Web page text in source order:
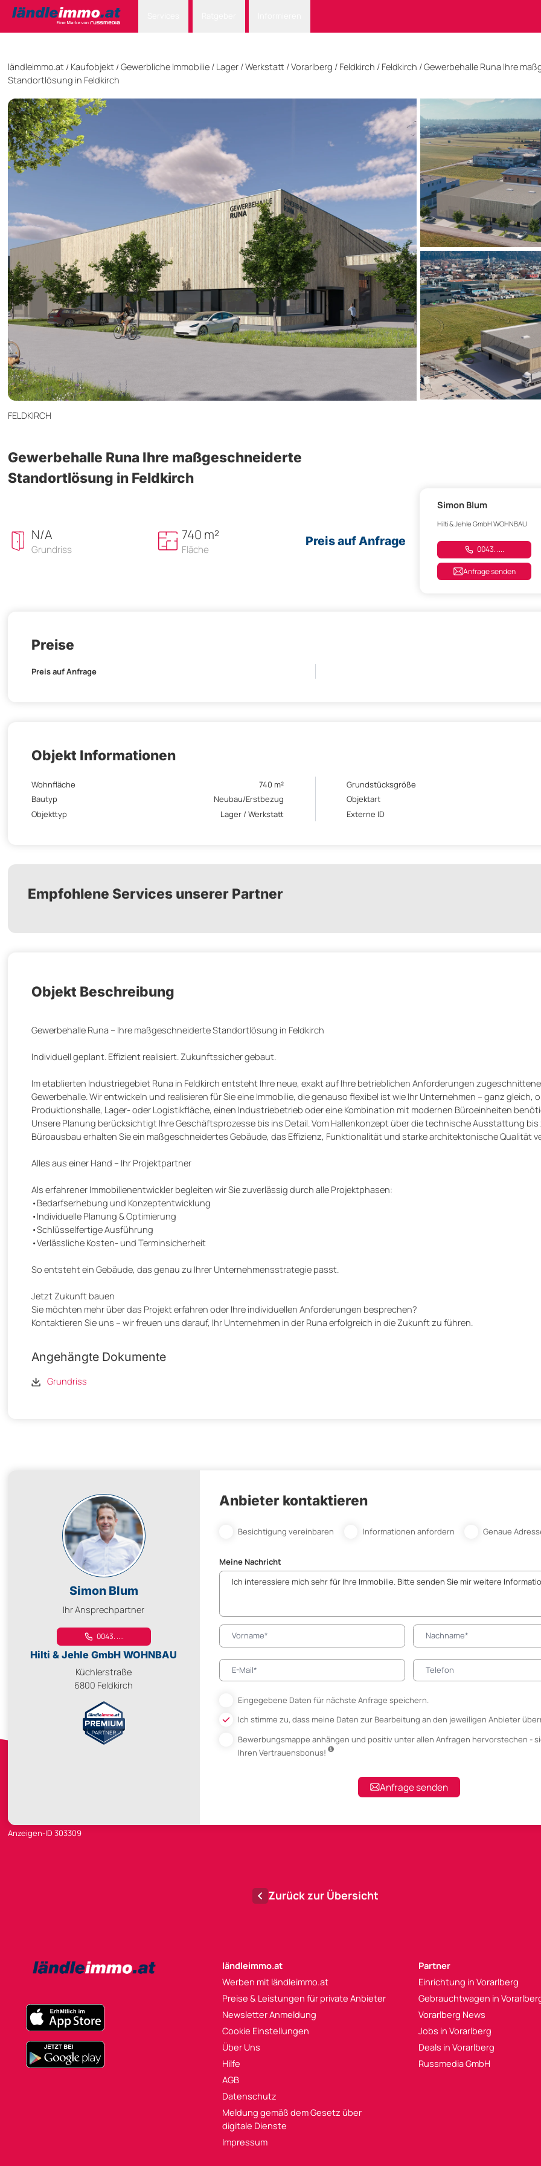
ländleimmo.at / Kaufobjekt / Gewerbliche Immobilie / Lager / Werkstatt /Vorarlberg / Feldkirch / Feldkirch /Gewerbehalle Runa Ihre
Standortlösung in Feldkirch
FELDKIRCH
Gewerbehalle Runa Ihre maßgeschneiderte
Standortlösung in Feldkirch
N/A
Grundriss
740 m²
Fläche
Preis auf Anfrage
Simon Blum
Hilti & Jehle GmbH WOHNBAU
0043. ....
Anfrage senden
Preise
Preis auf Anfrage
Objekt Informationen
Wohnfläche 740 m²
Grundstücksgröße
Bautyp
Neubau/Erstbezug
Objektart
Objekttyp
Lager / Werkstatt Externe ID
Empfohlene Services unserer Partner
Objekt Beschreibung
Gewerbehalle Runa – Ihre maßgeschneiderte Standortlösung in Feldkirch
Individuell geplant. Effizient realisiert. Zukunftssicher gebaut.
Im etablierten Industriegebiet Runa in Feldkirch entsteht Ihre neue, exakt auf Ihre betrieblichen Anforderungen zugeschnittene
Gewerbehalle. Wir entwickeln und realisieren für Sie eine Immobilie, die genauso flexibel ist wie Ihr Unternehmen – ganz gleich,
Produktionshalle, Lager- oder Logistikfläche, einen Industriebetrieb oder eine Kombination mit modernen Büroeinheiten
Unsere Planung berücksichtigt Ihre Geschäftsprozesse bis ins Detail. Vom Hallenkonzept über die technische Ausstattung bis
Büroausbau erhalten Sie ein maßgeschneidertes Gebäude, das Effizienz, Funktionalität und starke architektonische Qualität
Alles aus einer Hand – Ihr Projektpartner
Als erfahrener Immobilienentwickler begleiten wir Sie zuverlässig durch alle Projektphasen:
•Bedarfserhebung und Konzeptentwicklung
•Individuelle Planung & Optimierung
•Schlüsselfertige Ausführung
•Verlässliche Kosten- und Terminsicherheit
So entsteht ein Gebäude, das genau zu Ihrer Unternehmensstrategie passt.
Jetzt Zukunft bauen
Sie möchten mehr über das Projekt erfahren oder Ihre individuellen Anforderungen besprechen?
Kontaktieren Sie uns – wir freuen uns darauf, Ihr Unternehmen in der Runa erfolgreich in die Zukunft zu führen.
Angehängte Dokumente
Grundriss
Simon Blum
Ihr Ansprechpartner
0043. ....
Hilti & Jehle GmbH WOHNBAU
Küchlerstraße
6800 Feldkirch
Anbieter kontaktieren
Besichtigung vereinbaren Informationen anfordern Genaue
Meine Nachricht
Eingegebene Daten für nächste Anfrage speichern.
Ich stimme zu, dass meine Daten zur Bearbeitung an den jeweiligen Anbieter
Bewerbungsmappe anhängenund positiv unter allen Anfragen hervorstechen -
Ihren Vertrauensbonus!
Anfrage senden
Anzeigen-ID 303309
Zurück zur Übersicht
ländleimmo.at
Werben mit ländleimmo.at
Preise & Leistungen für private Anbieter
Newsletter Anmeldung
Cookie Einstellungen
Über Uns
Hilfe
AGB
Datenschutz
Meldung gemäß dem Gesetz über
digitale Dienste
Impressum
Partner
Einrichtung in Vorarlberg
Gebrauchtwagen in
Vorarlberg News
Jobs in Vorarlberg
Deals in Vorarlberg
Russmedia GmbH